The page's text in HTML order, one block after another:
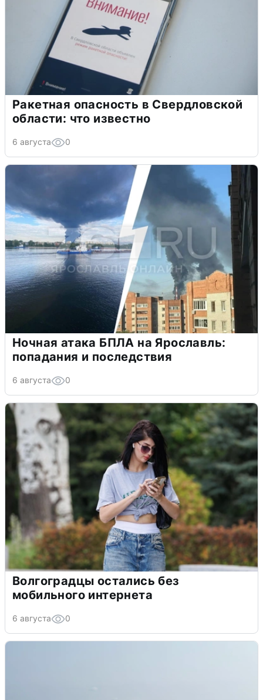
Ракетная опасность в Свердловской
области: что известно
6 августа 0
Ночная атака БПЛА на Ярославль:
попадания и последствия
6 августа 0
Волгоградцы остались без
мобильного интернета
6 августа 0